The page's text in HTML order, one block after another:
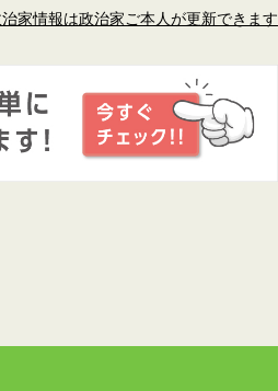
家情報は政治家ご本人が更新できます